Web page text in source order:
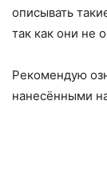
описывать
так как они не
Рекомендую
нанесёнными